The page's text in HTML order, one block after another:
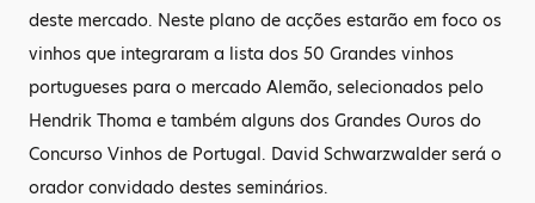
deste mercado. Neste plano de acções estarão em foco os
vinhos que integraram a lista dos 50 Grandes vinhos
portugueses para o mercado Alemão, selecionados pelo
Hendrik Thoma e também alguns dos Grandes Ouros do
Concurso Vinhos de Portugal. David Schwarzwalder será o
orador convidado destes seminários.